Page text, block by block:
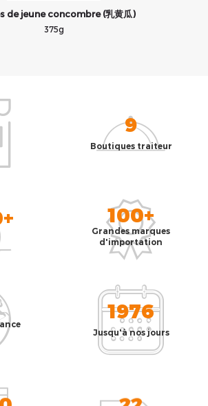
de jeune concombre (乳黄瓜)
375g
9
Boutiques traiteur
100+
Grandes marques
d'importation
1976
Jusqu'à nos jours